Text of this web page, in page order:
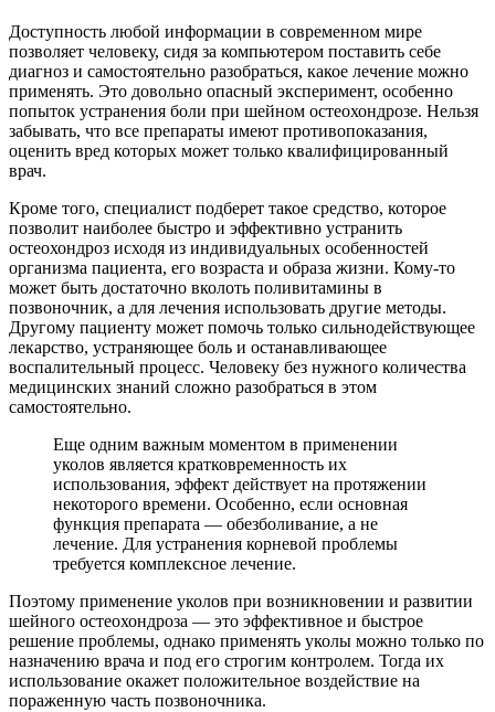
Доступность любой информации в современном мире
позволяет человеку, сидя за компьютером поставить себе
диагноз и самостоятельно разобраться, какое лечение можно
применять. Это довольно опасный эксперимент, особенно
попыток устранения боли при шейном остеохондрозе. Нельзя
забывать, что все препараты имеют противопоказания,
оценить вред которых может только квалифицированный
врач.
Кроме того, специалист подберет такое средство, которое
позволит наиболее быстро и эффективно устранить
остеохондроз исходя из индивидуальных особенностей
организма пациента, его возраста и образа жизни. Кому-то
может быть достаточно вколоть поливитамины в
позвоночник, а для лечения использовать другие методы.
Другому пациенту может помочь только сильнодействующее
лекарство, устраняющее боль и останавливающее
воспалительный процесс. Человеку без нужного количества
медицинских знаний сложно разобраться в этом
самостоятельно.
Еще одним важным моментом в применении
уколов является кратковременность их
использования, эффект действует на протяжении
некоторого времени. Особенно, если основная
функция препарата — обезболивание, а не
лечение. Для устранения корневой проблемы
требуется комплексное лечение.
Поэтому применение уколов при возникновении и развитии
шейного остеохондроза — это эффективное и быстрое
решение проблемы, однако применять уколы можно только по
назначению врача и под его строгим контролем. Тогда их
использование окажет положительное воздействие на
пораженную часть позвоночника.